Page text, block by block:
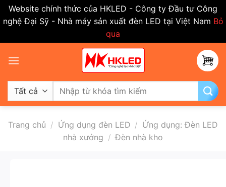
Website chính thức của HKLED - Công ty Đầu tư Công
nghệ Đại Sỹ - Nhà máy sản xuất đèn LED tại Việt Nam Bỏ
qua
qua
dung
Tìm
kiếm:
Trang chủ / Ứng dụng đèn LED / Ứng dụng: Đèn LED
nhà xưởng / Đèn nhà kho